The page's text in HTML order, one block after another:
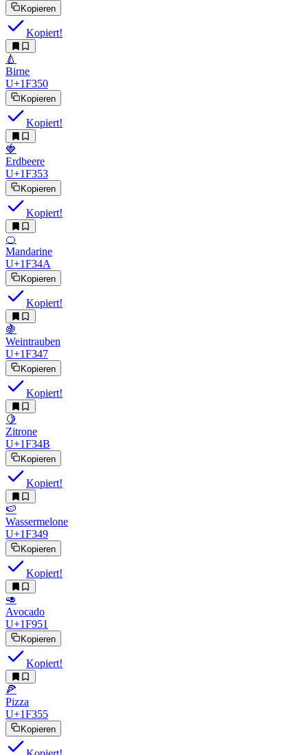
Kopieren
Kopiert!
🍐
Birne
U+1F350
Kopieren
Kopiert!
🍓
Erdbeere
U+1F353
Kopieren
Kopiert!
🍊
Mandarine
U+1F34A
Kopieren
Kopiert!
🍇
Weintrauben
U+1F347
Kopieren
Kopiert!
🍋
Zitrone
U+1F34B
Kopieren
Kopiert!
🍉
Wassermelone
U+1F349
Kopieren
Kopiert!
🥑
Avocado
U+1F951
Kopieren
Kopiert!
🍕
Pizza
U+1F355
Kopieren